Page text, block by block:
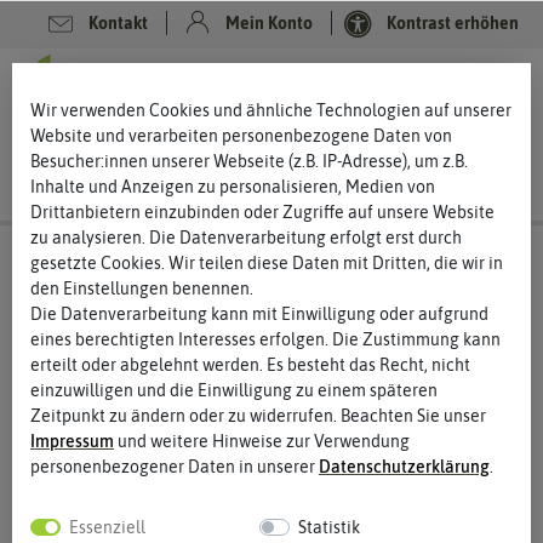
Kontakt Mein Konto Kontrast erhöhen
Wir verwenden Cookies und ähnliche Technologien auf unserer
Website und verarbeiten personenbezogene Daten von
Besucher:innen unserer Webseite (z.B. IP-Adresse), um z.B.
Inhalte und Anzeigen zu personalisieren, Medien von
Drittanbietern einzubinden oder Zugriffe auf unsere Website
zu analysieren. Die Datenverarbeitung erfolgt erst durch
gesetzte Cookies. Wir teilen diese Daten mit Dritten, die wir in
den Einstellungen benennen.
Die Datenverarbeitung kann mit Einwilligung oder aufgrund
eines berechtigten Interesses erfolgen. Die Zustimmung kann
erteilt oder abgelehnt werden. Es besteht das Recht, nicht
einzuwilligen und die Einwilligung zu einem späteren
Zeitpunkt zu ändern oder zu widerrufen. Beachten Sie unser
Impressum und weitere Hinweise zur Verwendung
personenbezogener Daten in unserer Daten­schutz­erklärung
Essenziell Statistik